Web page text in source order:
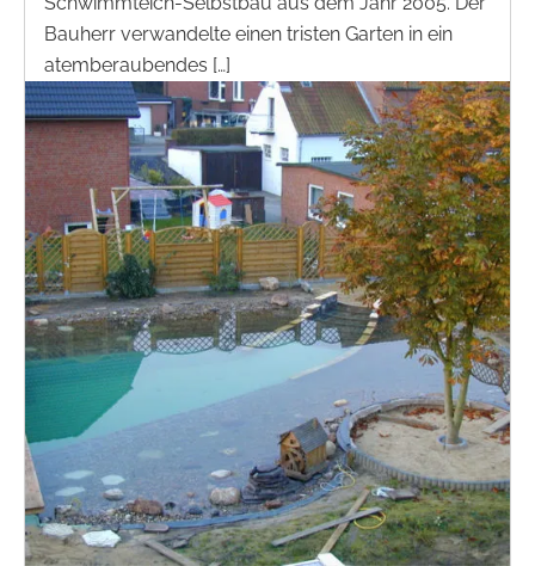
Bauherr verwandelte einen tristen Garten in ein
atemberaubendes […]